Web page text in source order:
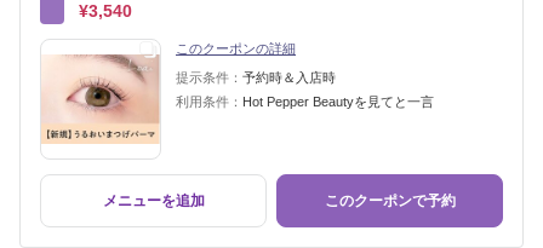
¥3,540
このクーポンの詳細
提示条件： 予約時＆入店時
利用条件： Hot Pepper Beautyを見てと一言
メニューを追加 このクーポンで予約